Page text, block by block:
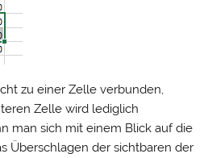
zu einer Zelle verbunden,
Zelle wird lediglich
man sich mit einem Blick auf die
Überschlagen der sichtbaren der